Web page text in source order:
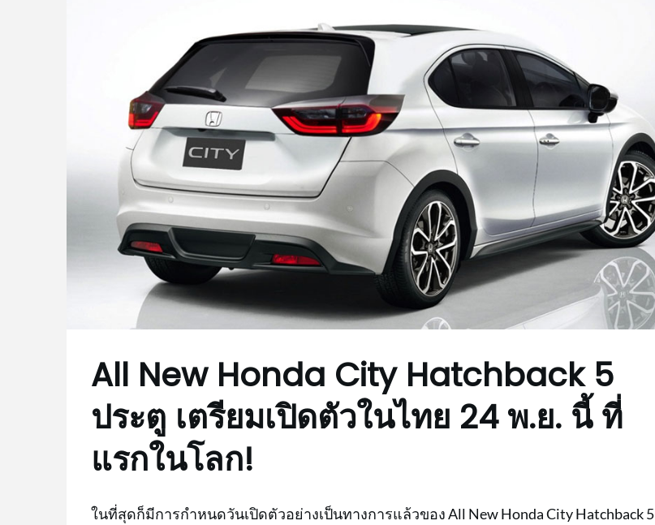
All New Honda City Hatchback 5
ประตู เตรียมเปิดตัวในไทย 24 พ.ย. นี้ ที่
แรกในโลก!
ในที่สุดก็มีการกำหนดวันเปิดตัวอย่างเป็นทางการแล้วของ All New Honda City Hatchback 5